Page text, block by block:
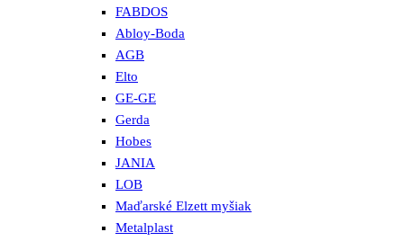
FABDOS
Abloy-Boda
AGB
Elto
GE-GE
Gerda
Hobes
JANIA
LOB
Maďarské Elzett myšiak
Metalplast